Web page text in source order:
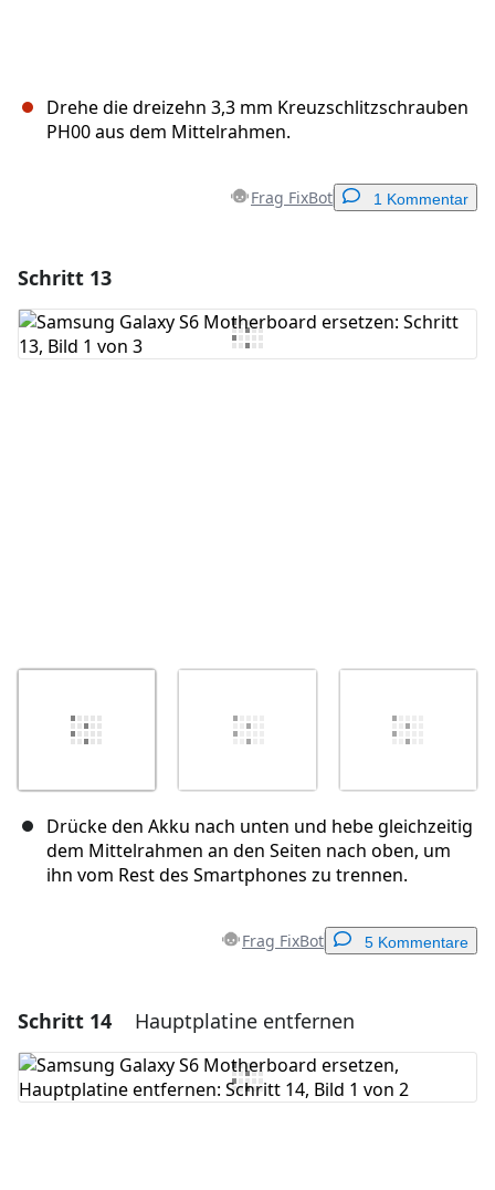
Drehe die dreizehn 3,3 mm Kreuzschlitzschrauben
PH00 aus dem Mittelrahmen.
Frag FixBot 1 Kommentar
Kommentar hinzufügen
Schritt 13
Drücke den Akku nach unten und hebe gleichzeitig
dem Mittelrahmen an den Seiten nach oben, um
ihn vom Rest des Smartphones zu trennen.
Frag FixBot 5 Kommentare
Einen Kommentar hinzufügen
Kommentar hinzufügen
Schritt 14 Hauptplatine entfernen